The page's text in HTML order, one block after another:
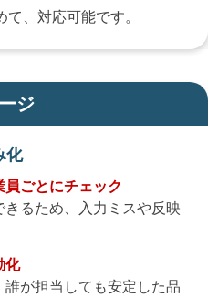
、対応可能です。
ジ
化
ごとにチェック
るため、入力ミスや反映
化
が担当しても安定した品